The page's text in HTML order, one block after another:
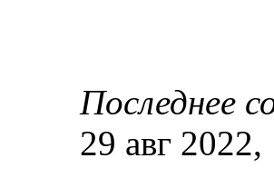
Последнее
29 авг 2022,